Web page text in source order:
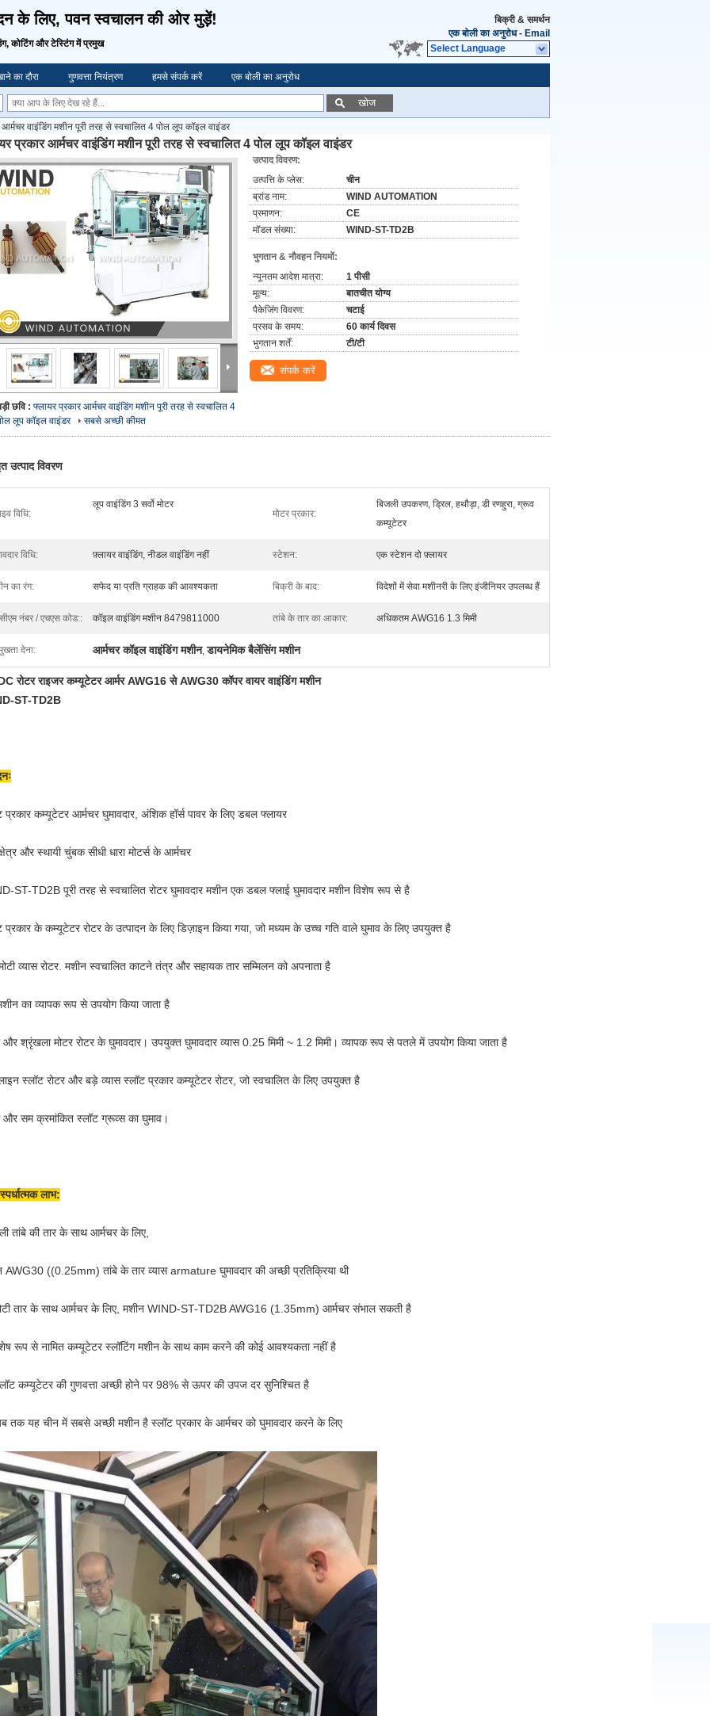
के लिए, पवन स्वचालन की ओर मुड़ें!
कोटिंग और टेस्टिंग में प्रमुख
बिक्री & समर्थन
एक बोली का अनुरोध- Email
Select Language
का दौरा गुणवत्ता नियंत्रण हमसे संपर्क करें एक बोली का अनुरोध
खोज
वाइंडिंग मशीन पूरी तरह से स्वचालित 4 पोल लूप कॉइल वाइंडर
प्रकार आर्मचर वाइंडिंग मशीन पूरी तरह से स्वचालित 4 पोल लूप कॉइल वाइंडर
छवि : फ्लायर प्रकार आर्मचर वाइंडिंग मशीन पूरी तरह से स्वचालित 4
लूप कॉइल वाइंडर
सबसे अच्छी कीमत
उत्पाद विवरण:
उत्पत्ति के प्लेस:
चीन
ब्रांड नाम:
WIND AUTOMATION
प्रमाणन:
CE
मॉडल संख्या:
WIND-ST-TD2B
भुगतान & नौवहन नियमों:
न्यूनतम आदेश मात्रा:
1 पीसी
मूल्य:
बातचीत योग्य
पैकेजिंग विवरण:
चटाई
प्रसव के समय:
60 कार्य दिवस
भुगतान शर्तें:
टी/टी
संपर्क करें
उत्पाद विवरण
विधि:
लूप वाइंडिंग 3 सर्वो मोटर
मोटर प्रकार:
बिजली उपकरण, ड्रिल, हथौड़ा, डी रणहुरा, ग्रूव
कम्यूटेटर
विधि: फ़्लायर वाइंडिंग, नीडल वाइंडिंग नहीं स्टेशन: एक स्टेशन दो फ़्लायर
का रंग: सफेद या प्रति ग्राहक की आवश्यकता बिक्री के बाद: विदेशों में सेवा मशीनरी के लिए इंजीनियर उपलब्ध हैं
नंबर / एचएस कोड:: कॉइल वाइंडिंग मशीन 8479811000 तांबे के तार का आकार: अधिकतम AWG16 1.3 मिमी
देना: आर्मचर कॉइल वाइंडिंग मशीन,डायनेमिक बैलेंसिंग मशीन
रोटर राइजर कम्यूटेटर आर्मर AWG16 से AWG30 कॉपर वायर वाइंडिंग मशीन
ST-TD2B
प्रकार कम्यूटेटर आर्मचर घुमावदार, अंशिक हॉर्स पावर के लिए डबल फ्लायर
और स्थायी चुंबक सीधी धारा मोटर्स के आर्मचर
ST-TD2B पूरी तरह से स्वचालित रोटर घुमावदार मशीन एक डबल फ्लाई घुमावदार मशीन विशेष रूप से है
प्रकार के कम्यूटेटर रोटर के उत्पादन के लिए डिज़ाइन किया गया, जो मध्यम के उच्च गति वाले घुमाव के लिए उपयुक्त है
व्यास रोटर. मशीन स्वचालित काटने तंत्र और सहायक तार सम्मिलन को अपनाता है
का व्यापक रूप से उपयोग किया जाता है
और श्रृंखला मोटर रोटर के घुमावदार। उपयुक्त घुमावदार व्यास 0.25 मिमी ~ 1.2 मिमी। व्यापक रूप से पतले में उपयोग किया जाता है
स्लॉट रोटर और बड़े व्यास स्लॉट प्रकार कम्यूटेटर रोटर, जो स्वचालित के लिए उपयुक्त है
और सम क्रमांकित स्लॉट ग्रूव्स का घुमाव।
लाभ:
तांबे की तार के साथ आर्मचर के लिए,
AWG30 ((0.25mm) तांबे के तार व्यास armature घुमावदार की अच्छी प्रतिक्रिया थी
तार के साथ आर्मचर के लिए, मशीन WIND-ST-TD2B AWG16 (1.35mm) आर्मचर संभाल सकती है
रूप से नामित कम्यूटेटर स्लॉटिंग मशीन के साथ काम करने की कोई आवश्यकता नहीं है
कम्यूटेटर की गुणवत्ता अच्छी होने पर 98% से ऊपर की उपज दर सुनिश्चित है
तक यह चीन में सबसे अच्छी मशीन है स्लॉट प्रकार के आर्मचर को घुमावदार करने के लिए